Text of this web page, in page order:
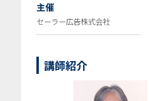
主催
セーラー広告株式会社
講師紹介